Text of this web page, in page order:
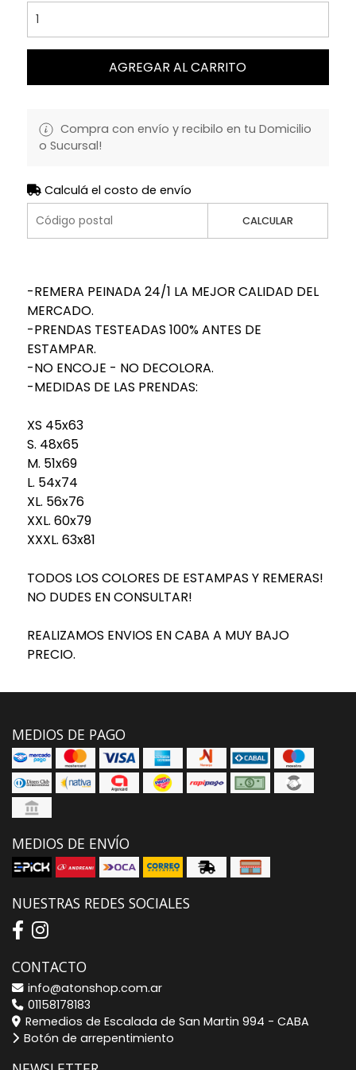
AGREGAR AL CARRITO
Compra con envío y recibilo en tu Domicilio
o Sucursal!
Calculá el costo de envío
CALCULAR
-REMERA PEINADA 24/1 LA MEJOR CALIDAD DEL
MERCADO.
-PRENDAS TESTEADAS 100% ANTES DE
ESTAMPAR.
-NO ENCOJE - NO DECOLORA.
-MEDIDAS DE LAS PRENDAS:
XS 45x63
S. 48x65
M. 51x69
L. 54x74
XL. 56x76
XXL. 60x79
XXXL. 63x81
TODOS LOS COLORES DE ESTAMPAS Y REMERAS!
NO DUDES EN CONSULTAR!
REALIZAMOS ENVIOS EN CABA A MUY BAJO
PRECIO.
MEDIOS DE PAGO
MEDIOS DE ENVÍO
NUESTRAS REDES SOCIALES
CONTACTO
info@atonshop.com.ar
01158178183
Remedios de Escalada de San Martin 994 - CABA
Botón de arrepentimiento